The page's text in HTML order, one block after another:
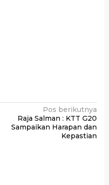
Pos berikutnya
Raja Salman : KTT G20
Sampaikan Harapan dan
Kepastian